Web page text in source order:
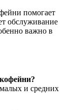
помогает
обслуживание
важно в
и средних